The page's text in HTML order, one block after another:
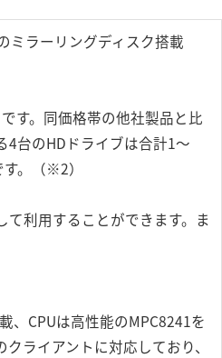
ミラーリングディスク搭載
す。同価格帯の他社製品と比
台のHDドライブは合計1～
。（※2）
て利用することができます。ま
、CPUは高性能のMPC8241を
ライアントに対応しており、